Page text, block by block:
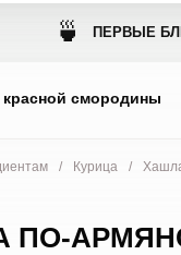
🍵 ПЕРВЫЕ
смородины
/ Курица /
ПО-